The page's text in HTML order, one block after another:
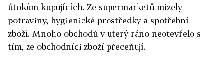
útokům kupujících. Ze supermarketů mizely
potraviny, hygienické prostředky a spotřební
zboží. Mnoho obchodů v úterý ráno neotevřelo s
tím, že obchodníci zboží přeceňují.